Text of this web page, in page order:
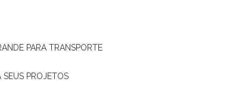
PARA TRANSPORTE
SEUS PROJETOS